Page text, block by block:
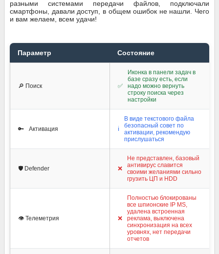
разными системами передачи файлов, подключали
смартфоны, давали доступ, в общем ошибок не нашли. Чего
и вам желаем, всем удачи!
Параметр Состояние
🔎 Поиск ✅
Иконка в панели задач в
базе сразу есть, если
надо можно вернуть
строку поиска через
настройки
🔑 Активация ℹ️
В виде текстового файла
безопасный совет по
активации, рекомендую
прислушаться
🛡️ Defender ❌
Не представлен, базовый
антивирус славится
своими желаниями сильно
грузить ЦП и HDD
👁️ Телеметрия ❌
Полностью блокированы
все шпионские IP MS,
удалена встроенная
реклама, выключена
синхронизация на всех
уровнях, нет передачи
отчетов